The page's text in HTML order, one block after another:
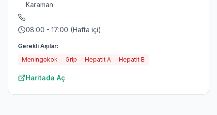
Karaman
08:00 - 17:00 (Hafta içi)
Gerekli Aşılar:
Meningokok
Grip Hepatit A Hepatit B
Haritada Aç